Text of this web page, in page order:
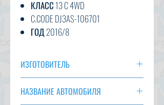
КЛАСС 13 C 4WD
C.CODE DJ3AS-106701
ГОД 2016/8
ТРАНСМИССИЯ НА
ЦВЕТ СЕРЕБРЯНЫЙ
76 273 км
ВАРИАНТ AC, PS, PW, AT, ABS,
ИЗГОТОВИТЕЛЬ
НАЗВАНИЕ АВТОМОБИЛЯ